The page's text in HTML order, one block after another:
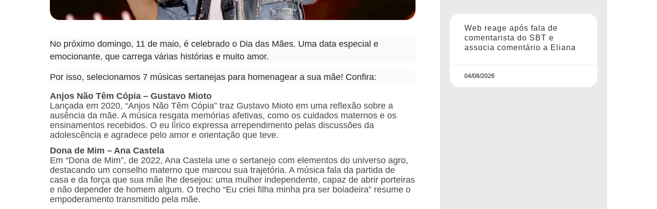
No próximo domingo, 11 de maio, é celebrado o Dia das Mães. Uma data especial e
emocionante, que carrega várias histórias e muito amor.
Por isso, selecionamos 7 músicas sertanejas para homenagear a sua mãe! Confira:
Anjos Não Têm Cópia – Gustavo Mioto
Lançada em 2020, “Anjos Não Têm Cópia” traz Gustavo Mioto em uma reflexão sobre a
ausência da mãe. A música resgata memórias afetivas, como os cuidados maternos e os
ensinamentos recebidos. O eu lírico expressa arrependimento pelas discussões da
adolescência e agradece pelo amor e orientação que teve.
Dona de Mim – Ana Castela
Em “Dona de Mim”, de 2022, Ana Castela une o sertanejo com elementos do universo agro,
destacando um conselho materno que marcou sua trajetória. A música fala da partida de
casa e da força que sua mãe lhe desejou: uma mulher independente, capaz de abrir porteiras
e não depender de homem algum. O trecho “Eu criei filha minha pra ser boiadeira” resume o
empoderamento transmitido pela mãe.
Web reage após fala de
comentarista do SBT e
associa comentário a Eliana
04/08/2026